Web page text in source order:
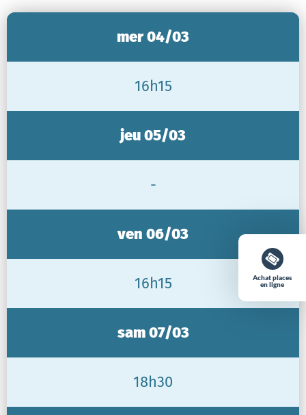
Achat places
en ligne
mer 04/03
16h15
jeu 05/03
-
ven 06/03
16h15
sam 07/03
18h30